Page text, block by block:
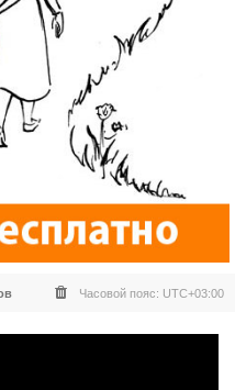
Часовой пояс: UTC+03:00